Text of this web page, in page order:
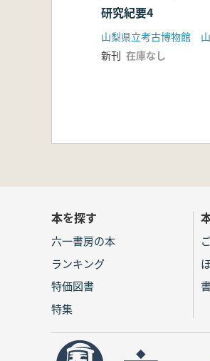
研究紀要4
新刊 在庫なし
本を探す
六一書房の本
ランキング
特価図書
特集